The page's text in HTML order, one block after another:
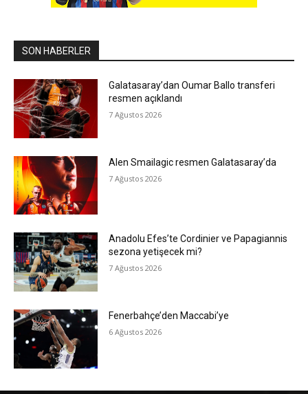
SON HABERLER
Galatasaray’dan Oumar Ballo transferi
resmen açıklandı
7 Ağustos 2026
Alen Smailagic resmen Galatasaray’da
7 Ağustos 2026
Anadolu Efes’te Cordinier ve Papagiannis
sezona yetişecek mi?
7 Ağustos 2026
Fenerbahçe’den Maccabi’ye
6 Ağustos 2026